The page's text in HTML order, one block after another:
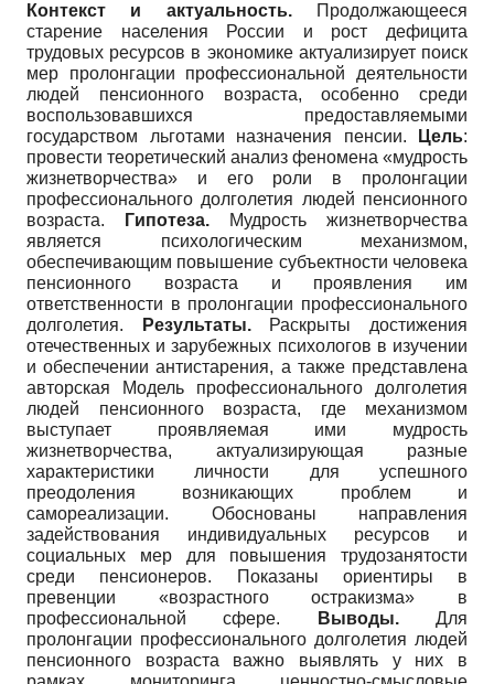
Контекст и актуальность.
Продолжающееся
старение населения России и рост дефицита
трудовых ресурсов в экономике актуализирует поиск
мер пролонгации профессиональной деятельности
людей пенсионного возраста, особенно среди
воспользовавшихся предоставляемыми
государством льготами назначения пенсии.
Цель:
провести теоретический анализ феномена «мудрость
жизнетворчества» и его роли в пролонгации
профессионального долголетия людей пенсионного
возраста.
Гипотеза. Мудрость жизнетворчества
является психологическим механизмом,
обеспечивающим повышение субъектности человека
пенсионного возраста и проявления им
ответственности в пролонгации профессионального
долголетия.
Результаты.Раскрыты достижения
отечественных и зарубежных психологов в изучении
и обеспечении антистарения, а также представлена
авторская Модель профессионального долголетия
людей пенсионного возраста, где механизмом
выступает проявляемая ими мудрость
жизнетворчества, актуализирующая разные
характеристики личности для успешного
преодоления возникающих проблем и
самореализации. Обоснованы направления
задействования индивидуальных ресурсов и
социальных мер для повышения трудозанятости
среди пенсионеров. Показаны ориентиры в
превенции «возрастного остракизма» в
профессиональной сфере.
Выводы.Для
пролонгации профессионального долголетия людей
пенсионного возраста важно выявлять у них в